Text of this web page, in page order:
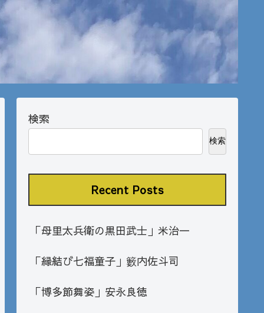
検索
検索
Recent Posts
「母里太兵衛の黒田武士」米治一
「縁結び七福童子」籔内佐斗司
「博多節舞姿」安永良徳